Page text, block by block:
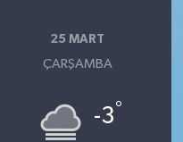
25 MART
ÇARŞAMBA
-3°